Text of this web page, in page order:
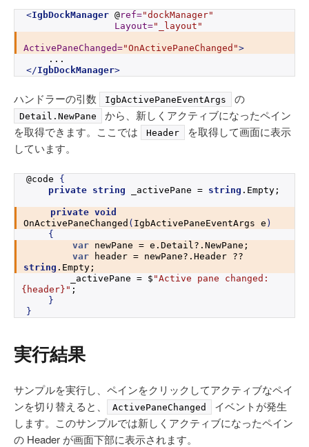
<IgbDockManager @ref="dockManager"
Layout="_layout"
ActivePaneChanged="OnActivePaneChanged">
    ...
</IgbDockManager>
ハンドラーの引数 IgbActivePaneEventArgs の
Detail. NewPane
から、新しくアクティブになったペイン
を取得できます。ここでは
Header
を取得して画面に表示
しています。
@code {
private string _activePane = string . Empty ;
private void
OnActivePaneChanged ( IgbActivePaneEventArgs e )
{
var newPane = e. Detail?.NewPane;
var
string . Empty ;
        _activePane = $
{header} " ;
}
}
実行結果
サンプルを実行し、ペインをクリックしてアクティブなペイ
ンを切り替えると、
ActivePaneChanged
イベントが発生
します。このサンプルでは新しくアクティブになったペイン
の Header が画面下部に表示されます。